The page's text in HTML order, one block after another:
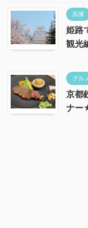
兵庫
姫路
観光
グル
京都
ナー